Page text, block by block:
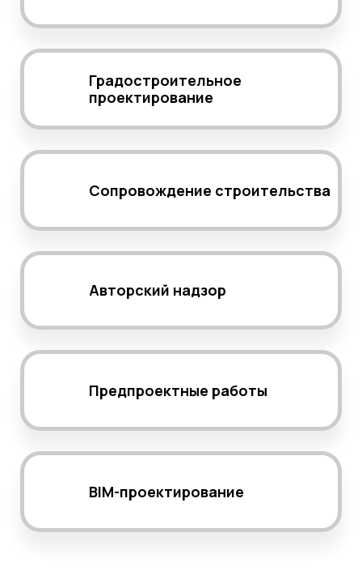
Градостроительное
проектирование
Сопровождение строительства
Авторский надзор
Предпроектные работы
BIM-проектирование